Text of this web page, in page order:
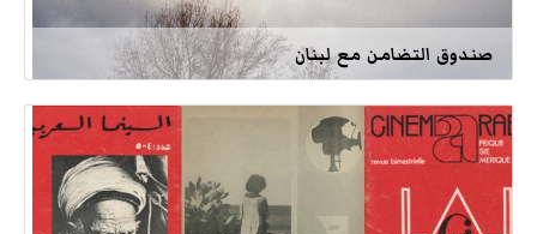
صندوق التضامن مع لبنان